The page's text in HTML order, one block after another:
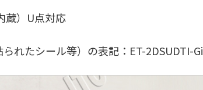
蔵）U点対応
れたシール等）の表記：ET-2DSUDTI-Gi